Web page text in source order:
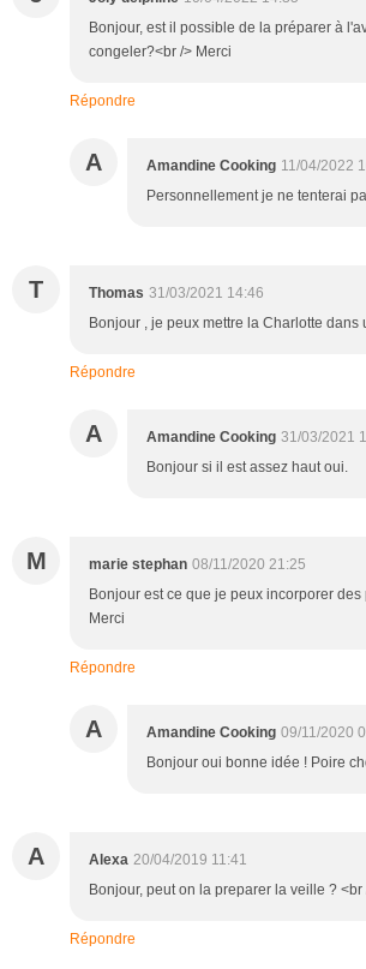
Bonjour, est il possible de la préparer à
congeler?<br /> Merci
Répondre
A Amandine Cooking 11/04/2022
Personnellement je ne tenterai
T Thomas 31/03/2021 14:46
Bonjour , je peux mettre la Charlotte
Répondre
A Amandine Cooking 31/03/2021
Bonjour si il est assez haut oui.
M marie stephan 08/11/2020 21:25
Bonjour est ce que je peux incorporer
Merci
Répondre
A Amandine Cooking 09/11/2020
Bonjour oui bonne idée ! Poire
A Alexa 20/04/2019 11:41
Bonjour, peut on la preparer la veille ? <br
Répondre